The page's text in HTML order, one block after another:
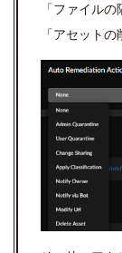
「ファイル
「アセット